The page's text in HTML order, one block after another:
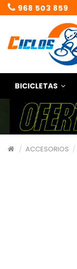
968 503 859
BICICLETAS
ACCESORIOS